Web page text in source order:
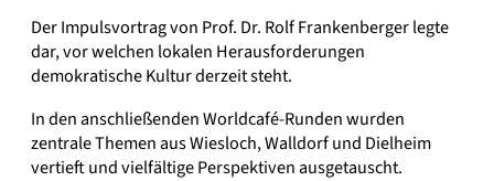
Der Impulsvortrag von Prof. Dr. Rolf Frankenberger legte
dar, vor welchen lokalen Herausforderungen
demokratische Kultur derzeit steht.
In den anschließenden Worldcafé-Runden wurden
zentrale Themen aus Wiesloch, Walldorf und Dielheim
vertieft und vielfältige Perspektiven ausgetauscht.